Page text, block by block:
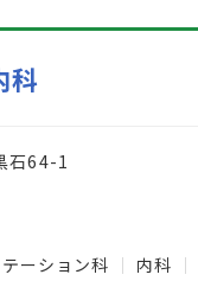
科
石64-1
ーション科 内科